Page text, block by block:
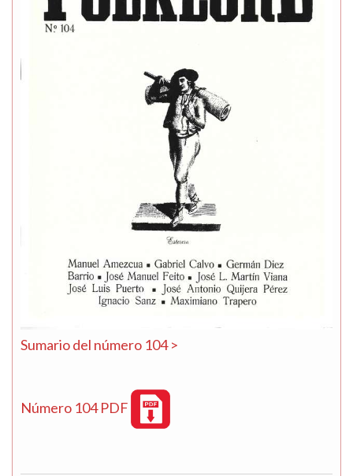
Sumario del número 104 >
Número 104 PDF